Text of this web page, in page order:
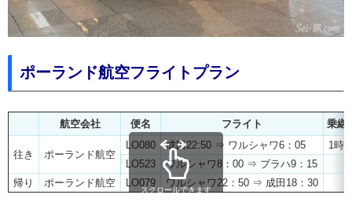
ポーランド航空フライトプラン
航空会社 便名 フライト 乗継
往き ポーランド航空
LO080 成田22:50 ⇒ ワルシャワ6：05
1時
LO523
ワルシャワ8：00 ⇒ プラハ9：15
帰り
ポーランド航空 LO079 ワルシャワ22：50 ⇒ 成田18：30
スクロールできます